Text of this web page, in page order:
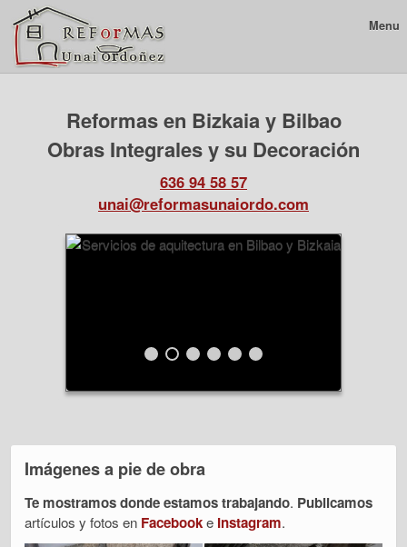
Menu
Reformas en Bizkaia y Bilbao
Obras Integrales y su Decoración
636 94 58 57
unai@reformasunaiordo.com
Imágenes a pie de obra
Te mostramos donde estamos trabajando. Publicamos
artículos y fotos en Facebooke Instagram.